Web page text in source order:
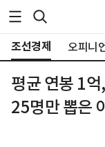
조선경제 오피니
평균 연봉 1
25명만 뽑은